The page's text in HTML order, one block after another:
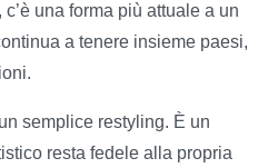
una forma più attuale a un
a tenere insieme paesi,
semplice restyling. È un
resta fedele alla propria